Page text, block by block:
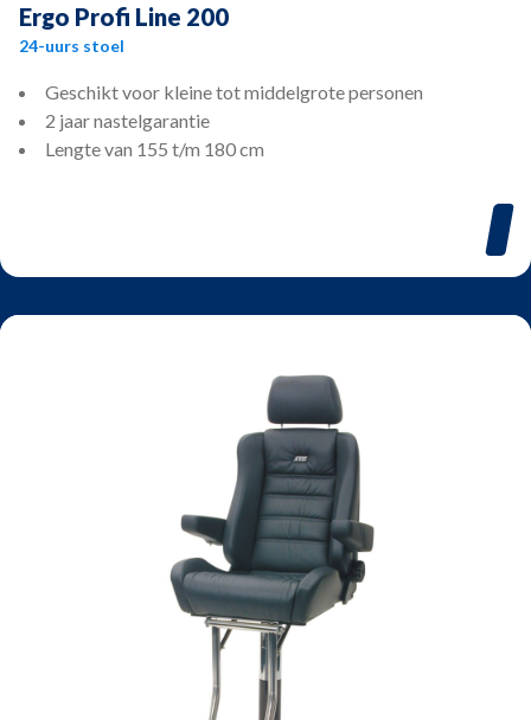
Ergo Profi Line 200
24-uurs stoel
Geschikt voor kleine tot middelgrote personen
2 jaar nastelgarantie
Lengte van 155 t/m 180 cm